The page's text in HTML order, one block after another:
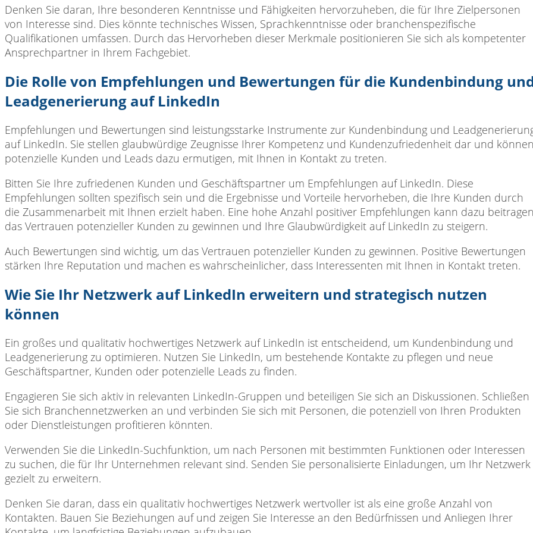
Denken Sie daran, Ihre besonderen Kenntnisse und Fähigkeiten hervorzuheben, die für Ihre Zielpersonen
von Interesse sind. Dies könnte technisches Wissen, Sprachkenntnisse oder branchenspezifische
Qualifikationen umfassen. Durch das Hervorheben dieser Merkmale positionieren Sie sich als kompetenter
Ansprechpartner in Ihrem Fachgebiet.
Die Rolle von Empfehlungen und Bewertungen für die Kundenbindung
Leadgenerierung auf LinkedIn
Empfehlungen und Bewertungen sind leistungsstarke Instrumente zur Kundenbindung und
auf LinkedIn. Sie stellen glaubwürdige Zeugnisse Ihrer Kompetenz und Kundenzufriedenheit dar und können
potenzielle Kunden und Leads dazu ermutigen, mit Ihnen in Kontakt zu treten.
Bitten Sie Ihre zufriedenen Kunden und Geschäftspartner um Empfehlungen auf LinkedIn. Diese
Empfehlungen sollten spezifisch sein und die Ergebnisse und Vorteile hervorheben, die Ihre Kunden durch
die Zusammenarbeit mit Ihnen erzielt haben. Eine hohe Anzahl positiver Empfehlungen kann dazu
das Vertrauen potenzieller Kunden zu gewinnen und Ihre Glaubwürdigkeit auf LinkedIn zu steigern.
Auch Bewertungen sind wichtig, um das Vertrauen potenzieller Kunden zu gewinnen. Positive Bewertungen
stärken Ihre Reputation und machen es wahrscheinlicher, dass Interessenten mit Ihnen in Kontakt treten.
Wie Sie Ihr Netzwerk auf LinkedIn erweitern und strategisch nutzen
können
Ein großes und qualitativ hochwertiges Netzwerk auf LinkedIn ist entscheidend, um Kundenbindung und
Leadgenerierung zu optimieren. Nutzen Sie LinkedIn, um bestehende Kontakte zu pflegen und neue
Geschäftspartner, Kunden oder potenzielle Leads zu finden.
Engagieren Sie sich aktiv in relevanten LinkedIn-Gruppen und beteiligen Sie sich an Diskussionen. Schließen
Sie sich Branchennetzwerken an und verbinden Sie sich mit Personen, die potenziell von Ihren Produkten
oder Dienstleistungen profitieren könnten.
Verwenden Sie die LinkedIn-Suchfunktion, um nach Personen mit bestimmten Funktionen oder Interessen
zu suchen, die für Ihr Unternehmen relevant sind. Senden Sie personalisierte Einladungen, um Ihr Netzwerk
gezielt zu erweitern.
Denken Sie daran, dass ein qualitativ hochwertiges Netzwerk wertvoller ist als eine große Anzahl von
Kontakten. Bauen Sie Beziehungen auf und zeigen Sie Interesse an den Bedürfnissen und Anliegen Ihrer